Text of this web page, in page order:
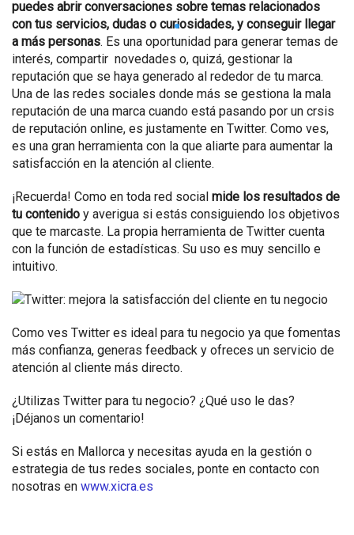
puedes abrir conversaciones sobre temas relacionados
con tus servicios, dudas o curiosidades, y conseguir llegar
a más personas. Es una oportunidad para generar temas de
interés, compartir novedades o, quizá, gestionar la
reputación que se haya generado al rededor de tu marca.
Una de las redes sociales donde más se gestiona la mala
reputación de una marca cuando está pasando por un crsis
de reputación online, es justamente en Twitter. Como ves,
es una gran herramienta con la que aliarte para aumentar la
satisfacción en la atención al cliente.
¡Recuerda! Como en toda red social mide los resultados de
tu contenido y averigua si estás consiguiendo los objetivos
que te marcaste. La propia herramienta de Twitter cuenta
con la función de estadísticas. Su uso es muy sencillo e
intuitivo.
Como ves Twitter es ideal para tu negocio ya que fomentas
más confianza, generas feedback y ofreces un servicio de
atención al cliente más directo.
¿Utilizas Twitter para tu negocio? ¿Qué uso le das?
¡Déjanos un comentario!
Si estás en Mallorca y necesitas ayuda en la gestión o
estrategia de tus redes sociales, ponte en contacto con
nosotras en www.xicra.es